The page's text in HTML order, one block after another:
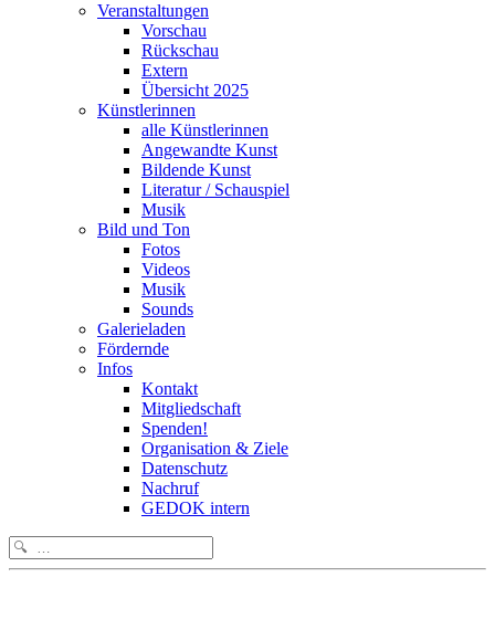
Veranstaltungen
Vorschau
Rückschau
Extern
Übersicht 2025
Künstlerinnen
alle Künstlerinnen
Angewandte Kunst
Bildende Kunst
Literatur / Schauspiel
Musik
Bild und Ton
Fotos
Videos
Musik
Sounds
Galerieladen
Fördernde
Infos
Kontakt
Mitgliedschaft
Spenden!
Organisation & Ziele
Datenschutz
Nachruf
GEDOK intern
Search
for: